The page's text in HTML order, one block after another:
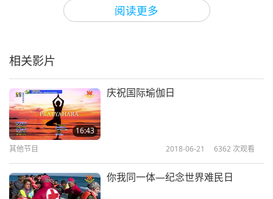
阅读更多
要会背诵指示、像明师那样走来走去、摸摸人们的
父许可，擅自外出印心，并宣称他自己是明师，而且
什么都不知道—只是模仿明师的教理，模仿明师的演
讲，模仿明师的外在动作，模仿明师的教理，并宣称
这是他的—那么这意味着这个人有超级我执，而这种
我执会吸引魔王。（是。）这是一种漏洞，所以魔王
便可以连结，或者可进入你的领域。（是的，明
相关影片
16:43
庆祝国际瑜伽日
其他节目 2018-06-21 6362 次观看
你我同一体—纪念世界难民日